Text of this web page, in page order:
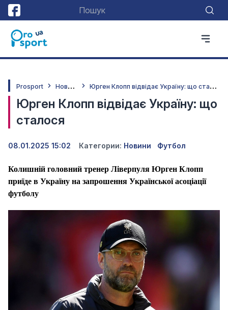
Prosport Н
овини Ю
рген Клопп відвідає Україну: що сталося
Юрген Клопп відвідає Україну: що
сталося
08.01.2025 15:02 Категории: Новини Футбол
Колишній головний тренер Ліверпуля Юрген Клопп
приїде в Україну на запрошення Української асоціації
футболу